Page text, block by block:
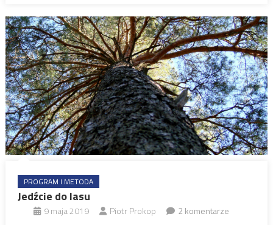
PROGRAM I METODA
Jedźcie do lasu
9 maja 2019 Piotr Prokop 2 komentarze